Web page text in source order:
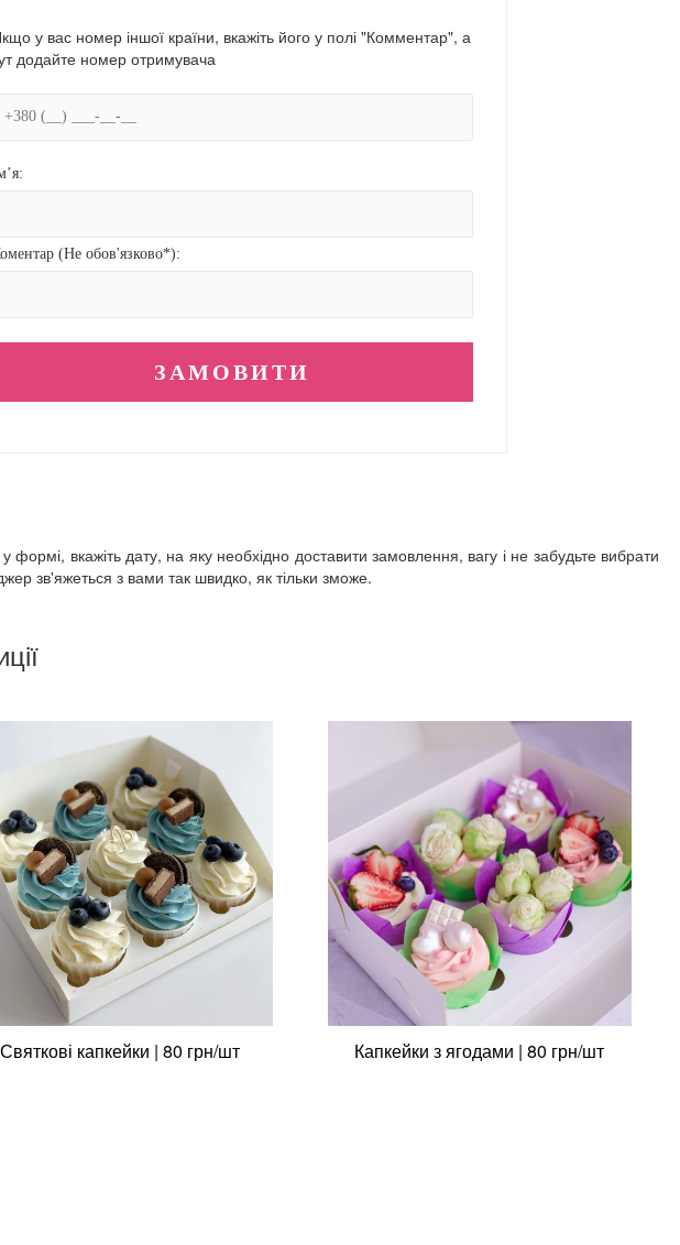
у вас номер іншої країни, вкажіть його у полі "Комментар", а
додайте номер отримувача
(Не обов'язково*):
вкажіть дату, на яку необхідно доставити замовлення, вагу і не забудьте вибрати
зв'яжеться з вами так швидко, як тільки зможе.
Святкові капкейки | 80 грн/шт Капкейки з ягодами | 80 грн/шт